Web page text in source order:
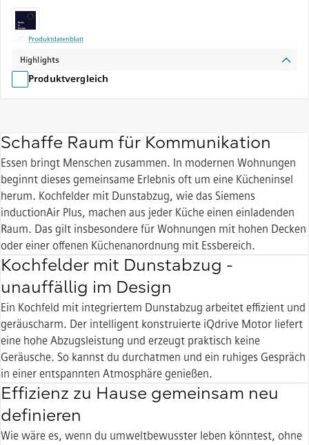
Produktdatenblatt
Highlights
Produktvergleich
Schaffe Raum für Kommunikation
Essen bringt Menschen zusammen. In modernen Wohnungen
beginnt dieses gemeinsame Erlebnis oft um eine Kücheninsel
herum. Kochfelder mit Dunstabzug, wie das Siemens
inductionAir Plus, machen aus jeder Küche einen einladenden
Raum. Das gilt insbesondere für Wohnungen mit hohen Decken
oder einer offenen Küchenanordnung mit Essbereich.
Kochfelder mit Dunstabzug -
unauffällig im Design
Ein Kochfeld mit integriertem Dunstabzug arbeitet effizient und
geräuscharm. Der intelligent konstruierte iQdrive Motor liefert
eine hohe Abzugsleistung und erzeugt praktisch keine
Geräusche. So kannst du durchatmen und ein ruhiges Gespräch
in einer entspannten Atmosphäre genießen.
Effizienz zu Hause gemeinsam neu
definieren
Wie wäre es, wenn du umweltbewusster leben könntest, ohne